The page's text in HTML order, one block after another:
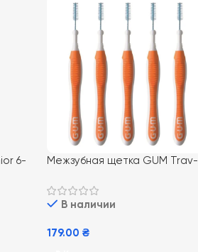
6-
Межзубная щетка GUM Trav-
гигиены зубов
В наличии
179.00₴